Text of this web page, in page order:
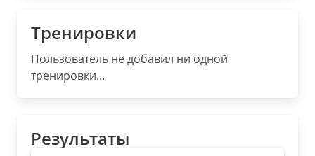
Тренировки
Пользователь не добавил ни одной
тренировки...
Результаты